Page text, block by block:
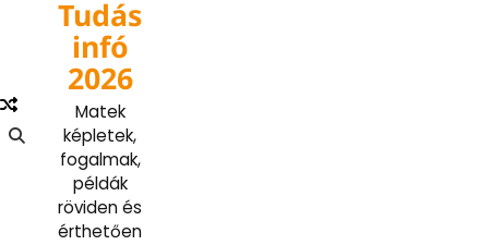
Tudás
infó
2026
Matek
képletek,
fogalmak,
példák
röviden és
érthetően